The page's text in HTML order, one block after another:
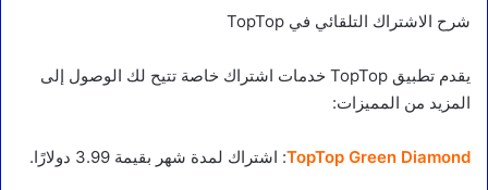
شرح الاشتراك التلقائي في TopTop
يقدم تطبيق TopTop خدمات اشتراك خاصة تتيح لك الوصول إلى
المزيد من المميزات:
TopTop Green Diamond: اشتراك لمدة شهر بقيمة 3.99 دولارًا.